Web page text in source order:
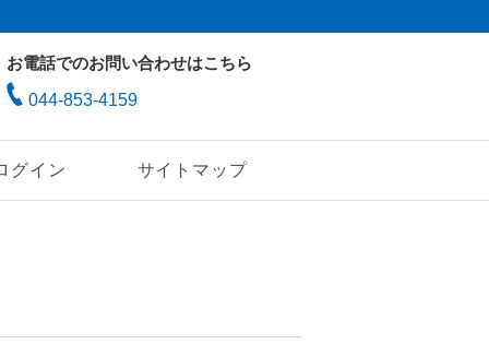
お電話でのお問い合わせはこちら
044-853-4159
グイン サイトマップ